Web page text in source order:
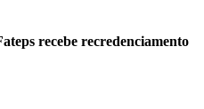
recebe recredenciamento